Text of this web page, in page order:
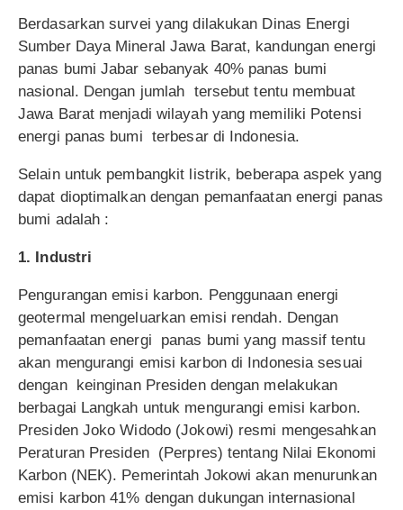
Berdasarkan survei yang dilakukan Dinas Energi
Sumber Daya Mineral Jawa Barat, kandungan energi
panas bumi Jabar sebanyak 40% panas bumi
nasional. Dengan jumlah tersebut tentu membuat
Jawa Barat menjadi wilayah yang memiliki Potensi
energi panas bumi terbesar di Indonesia.
Selain untuk pembangkit listrik, beberapa aspek yang
dapat dioptimalkan dengan pemanfaatan energi panas
bumi adalah :
1. Industri
Pengurangan emisi karbon. Penggunaan energi
geotermal mengeluarkan emisi rendah. Dengan
pemanfaatan energi panas bumi yang massif tentu
akan mengurangi emisi karbon di Indonesia sesuai
dengan keinginan Presiden dengan melakukan
berbagai Langkah untuk mengurangi emisi karbon.
Presiden Joko Widodo (Jokowi) resmi mengesahkan
Peraturan Presiden (Perpres) tentang Nilai Ekonomi
Karbon (NEK). Pemerintah Jokowi akan menurunkan
emisi karbon 41% dengan dukungan internasional